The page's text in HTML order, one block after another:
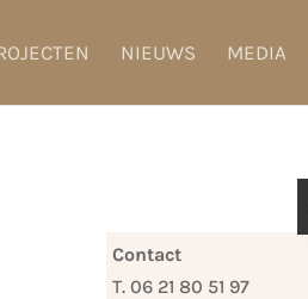
NIEUWS MEDIA
Contact
T. 06 21 80 51 97